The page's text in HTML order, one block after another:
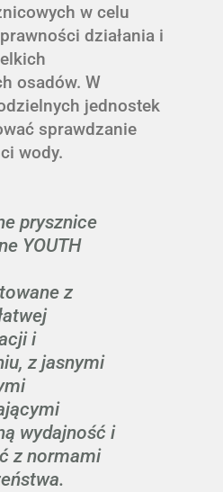
w celu
działania i
osadów. W
jednostek
sprawdzanie
wody.
prysznice
YOUTH
z
i
z jasnymi
wydajność i
z normami